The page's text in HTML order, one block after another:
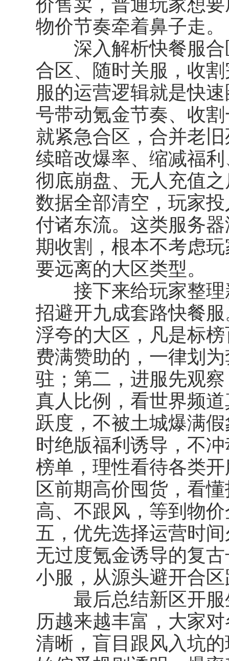
物价节奏牵着鼻子走。
深入解析快餐服
合区、随时关服，收
服的运营逻辑就是快
号带动氪金节奏、收
就紧急合区，合并老
续暗改爆率、缩减福
彻底崩盘、无人充值
数据全部清空，玩家
付诸东流。这类服务
期收割，根本不考虑
要远离的大区类型。
接下来给玩家整理
招避开九成套路快餐
浮夸的大区，凡是标
费满赞助的，一律划
驻；第二，进服先观
真人比例，看世界频
跃度，不被土城爆满
时绝版福利诱导，不
榜单，理性看待各类
区前期高价囤货，看
高、不跟风，等到物
五，优先选择运营时
无过度氪金诱导的复
小服，从源头避开合
最后总结新区开服
历越来越丰富，大家
清晰，盲目跟风入坑